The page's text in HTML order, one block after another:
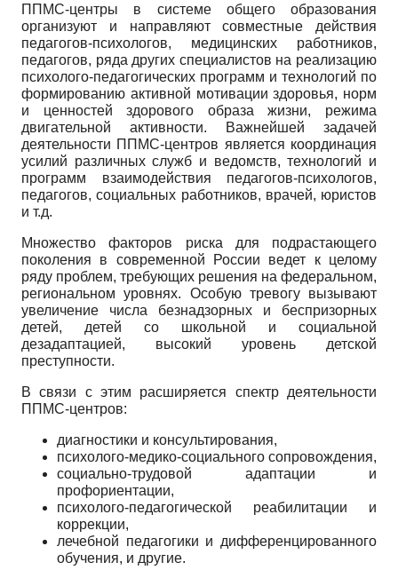
ППМС-центры в системе общего образования
организуют и направляют совместные действия
педагогов-психологов, медицинских работников,
педагогов, ряда других специалистов на реализацию
психолого-педагогических программ и технологий по
формированию активной мотивации здоровья, норм
и ценностей здорового образа жизни, режима
двигательной активности. Важнейшей задачей
деятельности ППМС-центров является координация
усилий различных служб и ведомств, технологий и
программ взаимодействия педагогов-психологов,
педагогов, социальных работников, врачей, юристов
и т.д.
Множество факторов риска для подрастающего
поколения в современной России ведет к целому
ряду проблем, требующих решения на федеральном,
региональном уровнях. Особую тревогу вызывают
увеличение числа безнадзорных и беспризорных
детей, детей со школьной и социальной
дезадаптацией, высокий уровень детской
преступности.
В связи с этим расширяется спектр деятельности
ППМС-центров:
диагностики и консультирования,
психолого-медико-социального сопровождения,
социально-трудовой адаптации и
профориентации,
психолого-педагогической реабилитации и
коррекции,
лечебной педагогики и дифференцированного
обучения, и другие.